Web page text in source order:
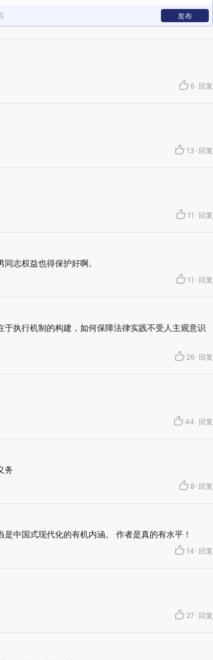
发布
6 · 回复
13 · 回复
11 · 回复
志权益也得保护好啊。
11 · 回复
执行机制的构建，如何保障法律实践不受人主观意识
26 · 回复
44 · 回复
务
8 · 回复
中国式现代化的有机内涵。 作者是真的有水平！
14 · 回复
27 · 回复